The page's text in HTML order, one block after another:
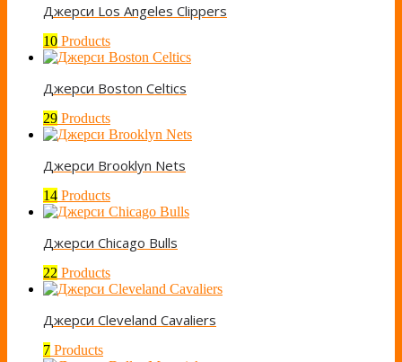
Джерси Los Angeles Clippers
10 Products
Джерси Boston Celtics
29 Products
Джерси Brooklyn Nets
14 Products
Джерси Chicago Bulls
22 Products
Джерси Cleveland Cavaliers
7 Products